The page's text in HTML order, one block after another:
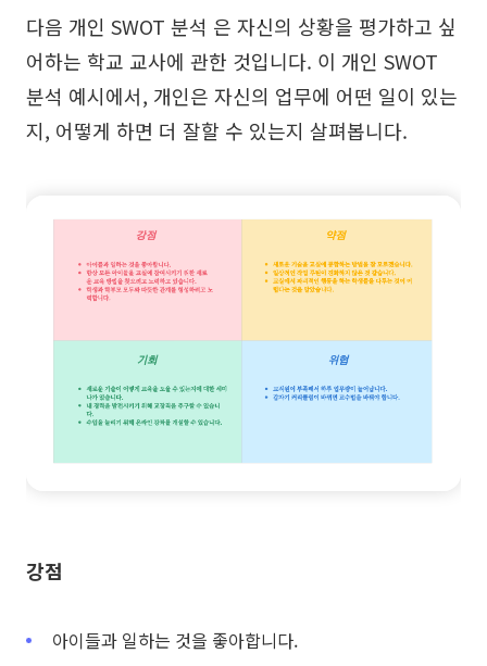
다음 개인 SWOT 분석 은 자신의 상황을 평가하고 싶
어하는 학교 교사에 관한 것입니다. 이 개인 SWOT
분석 예시에서, 개인은 자신의 업무에 어떤 일이 있는
지, 어떻게 하면 더 잘할 수 있는지 살펴봅니다.
강점
아이들과 일하는 것을 좋아합니다.